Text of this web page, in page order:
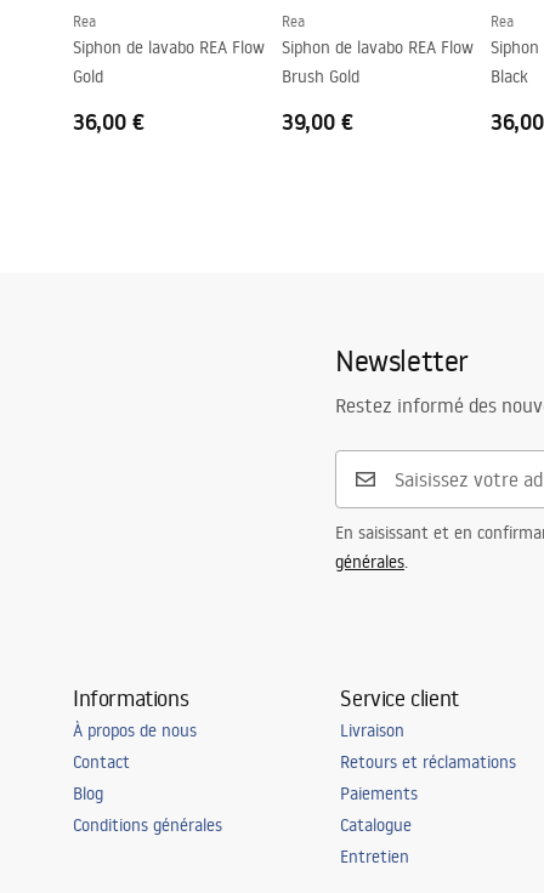
Trou de débordement
Rea
Siphon de lavabo REA Flow
Gold
36,00 €
Rea
Siphon de lavabo REA Flow
Brush Gold
39,00 €
Rea
Siphon
Black
Newsletter
Restez informé des
En saisissant et en
générales.
Informations
À propos de nous
Contact
Blog
Conditions générales
Service client
Livraison
Retours et réclamations
Paiements
Catalogue
Entretien